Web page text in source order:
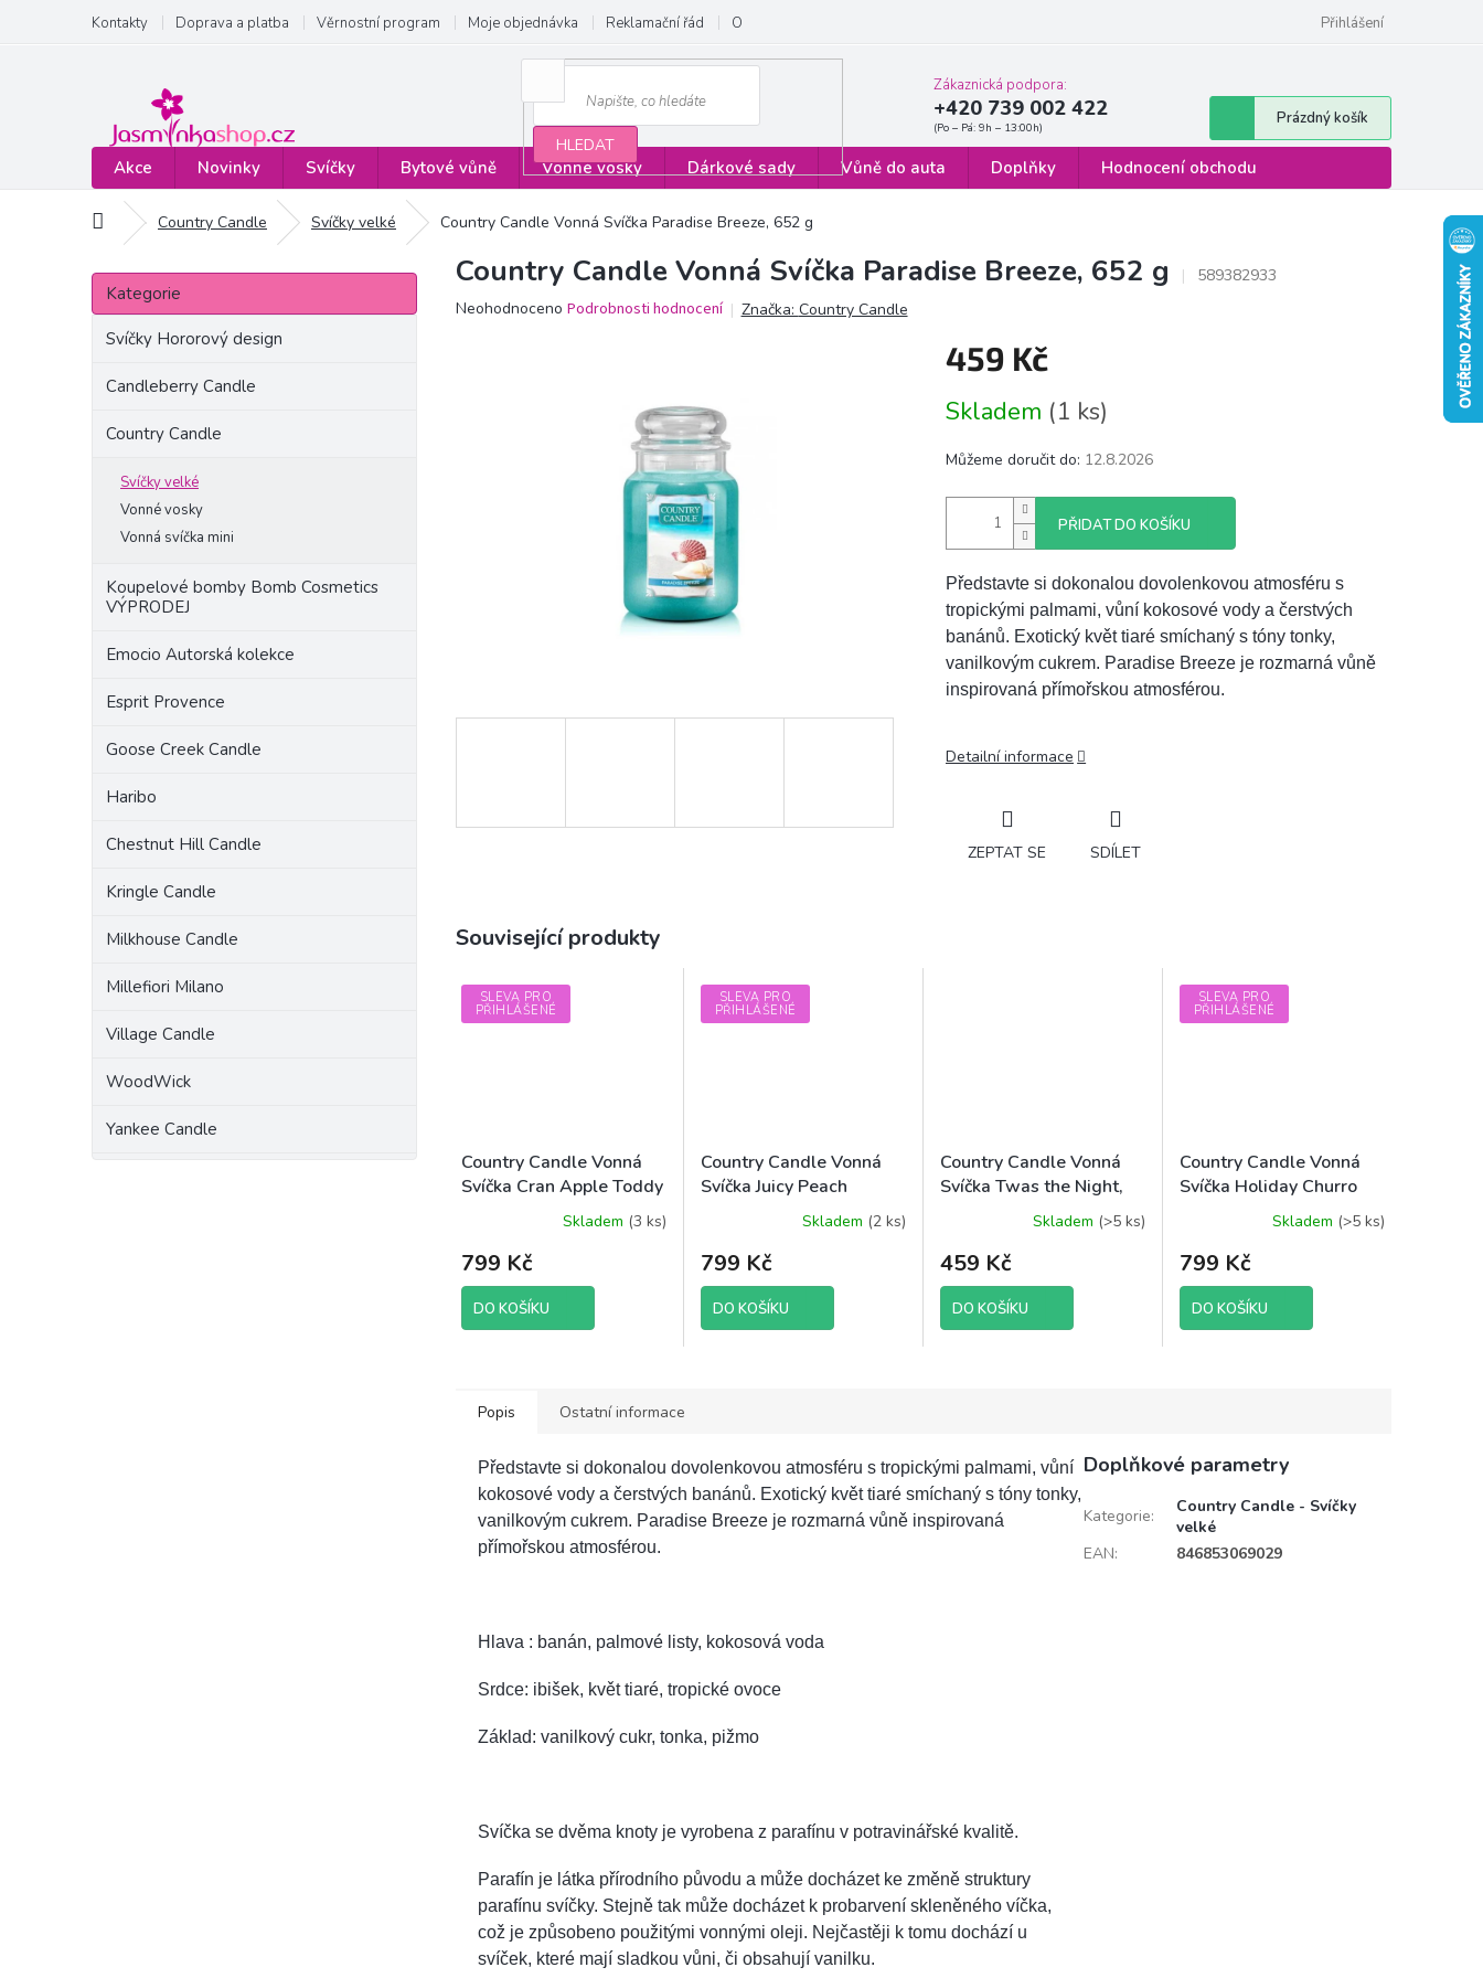
obsah
Kontakty Doprava a platba Věrnostní program Moje objednávka Reklamační řád Obchodní podmínky Formulář pro odstoupení od smlouvy
Přihlášení
HLEDAT
Zákaznická podpora:
+420 739 002 422
Nákupní
košík
Prázdný košík
Akce Novinky Svíčky Bytové vůně Vonné vosky Dárkové sady Vůně do auta Doplňky Hodnocení obchodu
Domů Country Candle Svíčky velké Country Candle Vonná Svíčka Paradise Breeze, 652 g
P
s
Přeskočit
kategorie
Kategorie
Svíčky Hororový design
Candleberry Candle
Country Candle
Svíčky velké
Vonné vosky
Vonná svíčka mini
Koupelové bomby Bomb Cosmetics
VÝPRODEJ
Emocio Autorská kolekce
Esprit Provence
Goose Creek Candle
Haribo
Chestnut Hill Candle
Kringle Candle
Milkhouse Candle
Millefiori Milano
Village Candle
WoodWick
Yankee Candle
Country Candle Vonná Svíčka Paradise Breeze, 652 g
589382933
Průměrné
Neohodnoceno Podrobnosti hodnocení Značka: Country Candle
459 Kč
cena:
Skladem (1 ks)
Můžeme doručit do: 12.8.2026
PŘIDAT DO KOŠÍKU
Představte si dokonalou dovolenkovou atmosféru s
tropickými palmami, vůní kokosové vody a čerstvých
banánů. Exotický květ tiaré smíchaný s tóny tonky,
vanilkovým cukrem. Paradise Breeze je rozmarná vůně
inspirovaná přímořskou atmosférou.
Detailní informace
ZEPTAT SE SDÍLET
Související produkty
SLEVA PRO
PŘIHLÁŠENÉ
Country Candle Vonná
Svíčka Cran Apple Toddy
(sójový vosk), 652 g
Skladem (3 ks)
799 Kč
DO KOŠÍKU
SLEVA PRO
PŘIHLÁŠENÉ
Country Candle Vonná
Svíčka Juicy Peach
(sójový vosk), 652 g
Skladem (2 ks)
799 Kč
DO KOŠÍKU
Country Candle Vonná
Svíčka Twas the Night,
Skladem (>5 ks)
459 Kč
DO KOŠÍKU
SLEVA PRO
PŘIHLÁŠENÉ
Country Candle Vonná
Svíčka Holiday Churro
(sójový vosk), 652 g
Skladem (>5 ks)
799 Kč
DO KOŠÍKU
Popis Ostatní informace
Představte si dokonalou dovolenkovou atmosféru s tropickými palmami, vůní
kokosové vody a čerstvých banánů. Exotický květ tiaré smíchaný s tóny tonky,
vanilkovým cukrem. Paradise Breeze je rozmarná vůně inspirovaná
přímořskou atmosférou.
Hlava : banán, palmové listy, kokosová voda
Srdce: ibišek, květ tiaré, tropické ovoce
Základ: vanilkový cukr, tonka, pižmo
Svíčka se dvěma knoty je vyrobena z parafínu v potravinářské kvalitě.
Parafín je látka přírodního původu a může docházet ke změně struktury
parafínu svíčky. Stejně tak může docházet k probarvení skleněného víčka,
což je způsobeno použitými vonnými oleji. Nejčastěji k tomu dochází u
svíček, které mají sladkou vůni, či obsahují vanilku.
Doplňkové parametry
Kategorie:
Country Candle - Svíčky
velké
EAN: 846853069029